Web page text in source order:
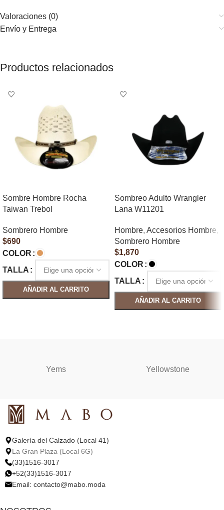
Valoraciones (0)
Envío y Entrega
Productos relacionados
Sombre Hombre Rocha
Taiwan Trebol
Sombrero Hombre
$690
COLOR
TALLA
AÑADIR AL CARRITO
Sombreo Adulto Wrangler
Lana W11201
Hombre, Accesorios Hombre,
Sombrero Hombre
$1,870
COLOR
TALLA
AÑADIR AL CARRITO
Yems Yellowstone
Galería del Calzado (Local 41)
La Gran Plaza (Local 6G)
(33)1516-3017
+52(33)1516-3017
Email: contacto@mabo.moda